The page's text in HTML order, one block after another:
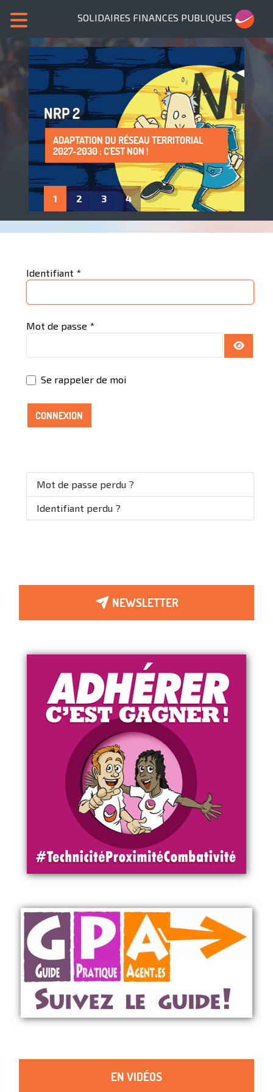
SOLIDAIRES FINANCES PUBLIQUES
NRP 2
ADAPTATION DU RÉSEAU TERRITORIAL
2027-2030 : C'EST NON !
SANS NOUS, PLUS DE SERVICES PUBLICS !
LA PROTECTION DE LA SANTÉ AU TRAVAIL
: UN DROIT À FAIRE VIVRE !
ADHÈRE À SOLIDAIRES FINANCES
PUBLIQUES
1 2 3 4
Identifiant *
Mot de passe *
Se rappeler de moi
CONNEXION
Mot de passe perdu ?
Identifiant perdu ?
NEWSLETTER
EN VIDÉOS